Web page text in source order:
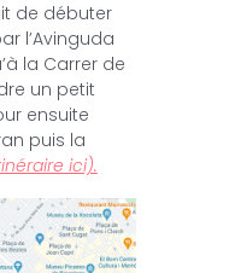
de débuter
l’Avinguda
la Carrer de
un petit
ensuite
puis la
ici).